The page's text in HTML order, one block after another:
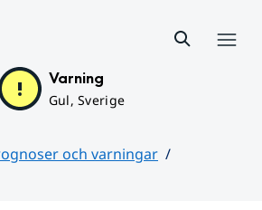
Varning
Gul, Sverige
och varningar